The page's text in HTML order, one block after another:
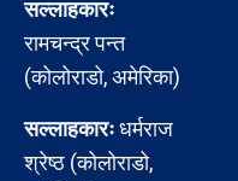
सल्लाहकारः
रामचन्द्र पन्त
(कोलोराडो, अमेरिका)
सल्लाहकारःधर्मराज
श्रेष्ठ (कोलोराडो,